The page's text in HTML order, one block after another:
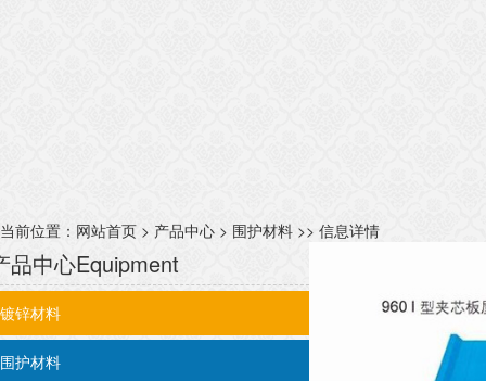
当前位置： 网站首页 > 产品中心 > 围护材料 >> 信息详情
品中心Equipment
镀锌材料
围护材料